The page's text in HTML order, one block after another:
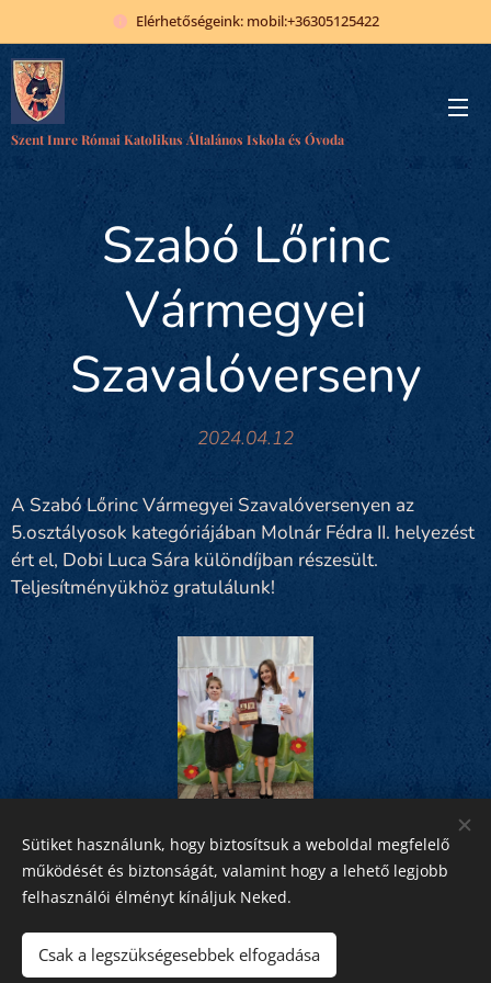
Elérhetőségeink: mobil:+36305125422
Szent Imre Római Katolikus Általános Iskola és Óvoda
Szabó Lőrinc
Vármegyei
Szavalóverseny
2024.04.12
A Szabó Lőrinc Vármegyei Szavalóversenyen az
5.osztályosok kategóriájában Molnár Fédra II. helyezést
ért el, Dobi Luca Sára különdíjban részesült.
Teljesítményükhöz gratulálunk!
Share
Sütiket használunk, hogy biztosítsuk a weboldal megfelelő
működését és biztonságát, valamint hogy a lehető legjobb
felhasználói élményt kínáljuk Neked.
Csak a legszükségesebbek elfogadása